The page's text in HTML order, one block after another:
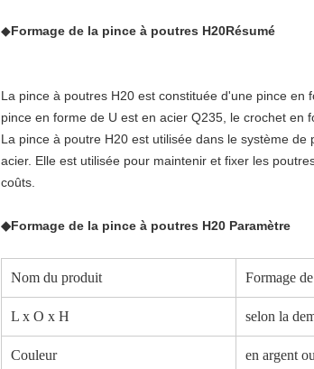
◆Formage de la pince à poutres H20Résumé
La pince à poutres H20 est constituée d'une pince
pince en forme de U est en acier Q235, le crochet en
La pince à poutre H20 est utilisée dans le système
acier. Elle est utilisée pour maintenir et fixer les
coûts.
◆Formage de la pince à poutres H20 Paramètre
Nom du produit Formage
L x O x H selon la
Couleur en argent